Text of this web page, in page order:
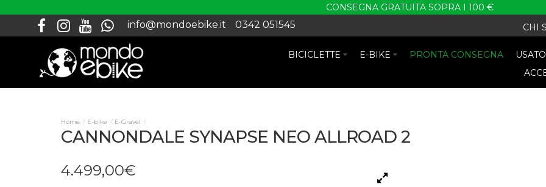
CONSEGNA GRATUITA SOPRA I 100 €
info@mondoebike.it 0342 051545 CHI
BICICLETTE E-BIKE PRONTA CONSEGNA
USATO
E-bike E-Gravel
CANNONDALE SYNAPSE NEO ALLROAD 2
4.499,00€